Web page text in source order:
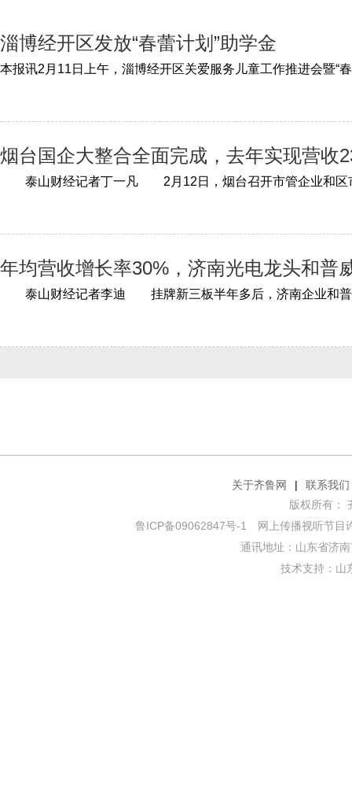
淄博经开区发放“春蕾计划”助学金
烟台国企大整合全面完成，去年实现营收
年均营收增长率30%，济南光电龙头和普
关于齐鲁网 |
联系我们
版权所有：
鲁ICP备09062847号-1
网上传播视听节目
通讯地址：山东省济
技术支持： 山